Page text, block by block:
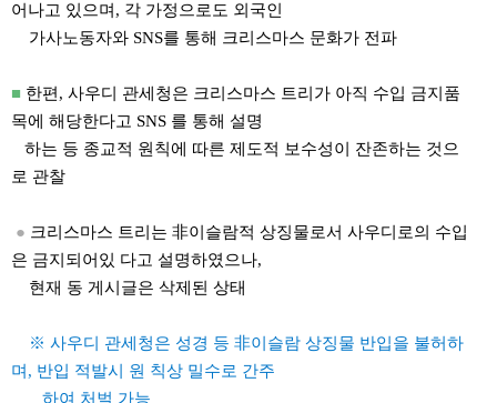
어나고 있으며, 각 가정으로도 외국인
가사노동자와 SNS를 통해 크리스마스 문화가 전파
■ 한편, 사우디 관세청은 크리스마스 트리가 아직 수입 금지품
목에 해당한다고 SNS 를 통해 설명
하는 등 종교적 원칙에 따른 제도적 보수성이 잔존하는 것으
로 관찰
● 크리스마스 트리는 非이슬람적 상징물로서 사우디로의 수입
은 금지되어있 다고 설명하였으나,
현재 동 게시글은 삭제된 상태
※ 사우디 관세청은 성경 등 非이슬람 상징물 반입을 불허하
며, 반입 적발시 원 칙상 밀수로 간주
하여 처벌 가능